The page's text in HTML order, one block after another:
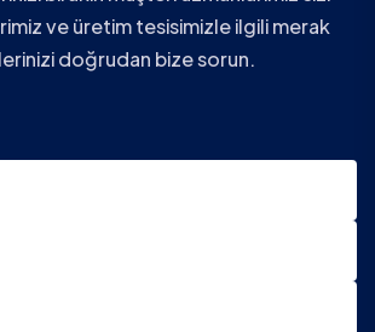
ve üretim tesisimizle ilgili merak
doğrudan bize sorun.